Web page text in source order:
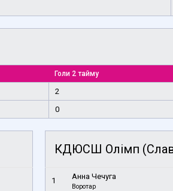
Голи 2 тайму
2
0
КДЮСШ Олімп
1 Анна Чечуга
Воротар